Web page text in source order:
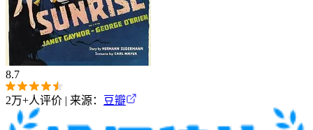
8.7
2万+人评价 | 来源： 豆瓣